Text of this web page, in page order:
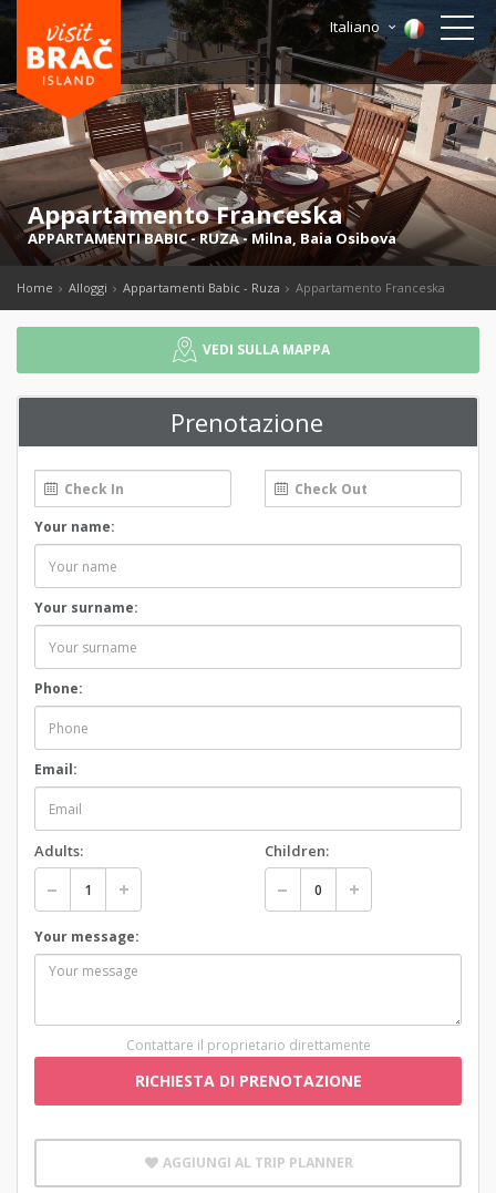
Italiano
Appartamento Franceska
APPARTAMENTI BABIC - RUZA-Milna, Baia Osibova
Home Alloggi Appartamenti Babic - Ruza Appartamento Franceska
VEDI SULLA MAPPA
Prenotazione
Your name:
Your surname:
Phone:
Email:
Adults: Children:
Your message:
Contattare il proprietario direttamente
RICHIESTA DI PRENOTAZIONE
AGGIUNGI AL TRIP PLANNER